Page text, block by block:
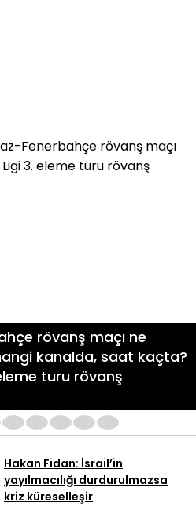
Fenerbahçe rövanş maçı
3. eleme turu rövanş
rövanş maçı ne
kanalda, saat kaçta?
turu rövanş
Hakan Fidan: İsrail’in
yayılmacılığı durdurulmazsa
kriz küreselleşir